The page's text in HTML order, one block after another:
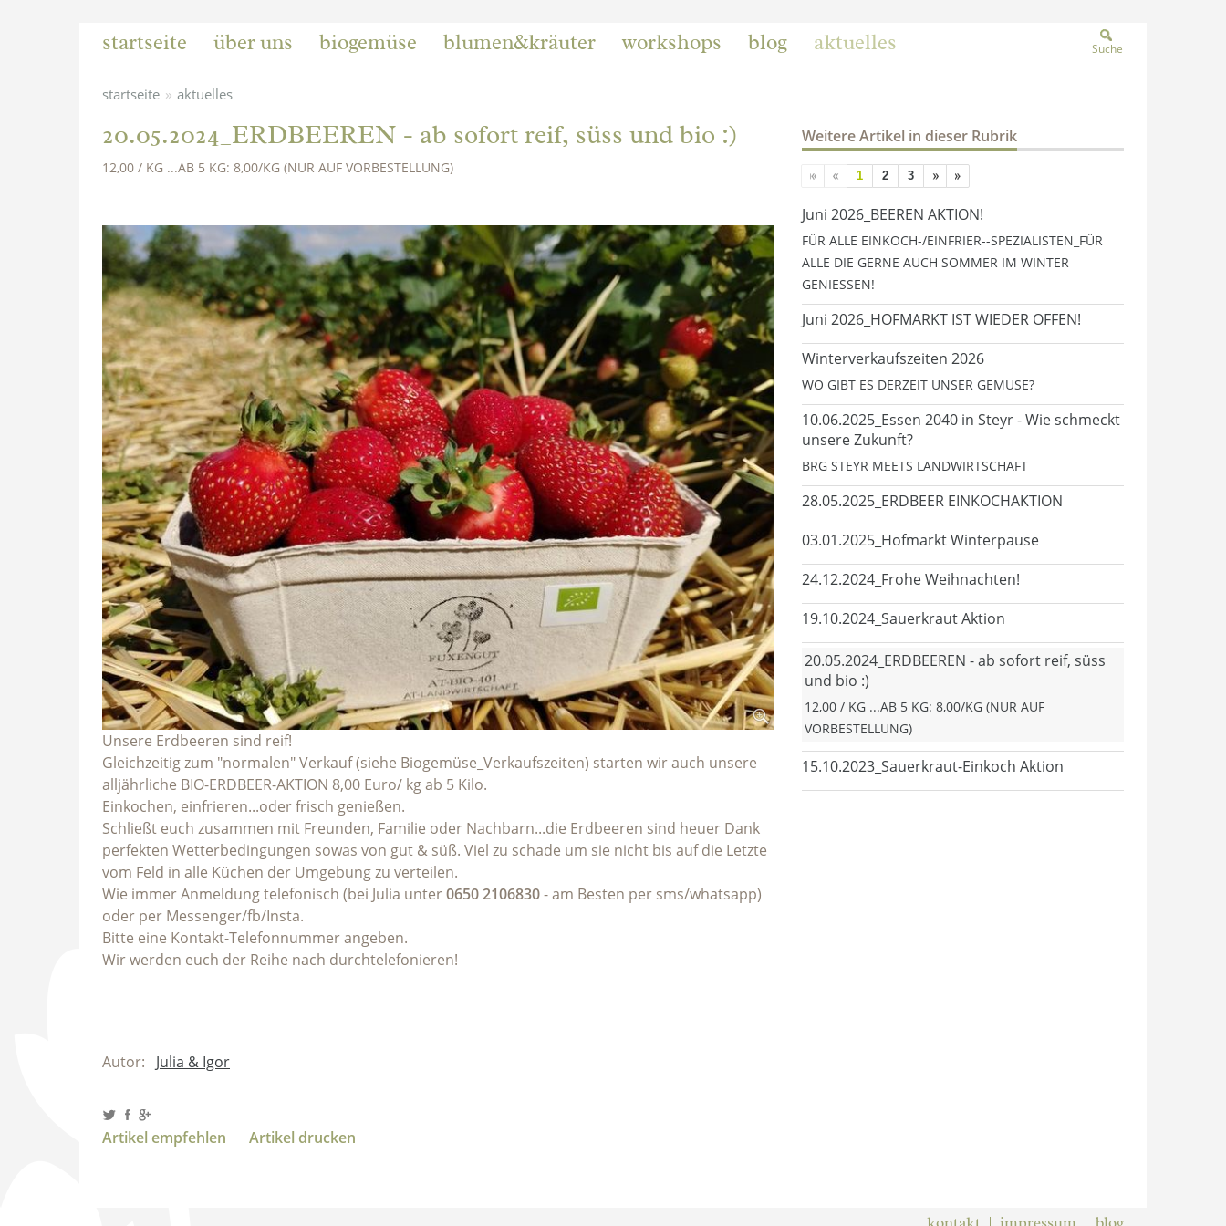
startseite über uns biogemüse blumen&kräuter workshops blog aktuelles Suche
startseite » aktuelles
20.05.2024_ERDBEEREN - ab sofort reif, süss und bio :)
12,00 / KG ...AB 5 KG: 8,00/KG (NUR AUF VORBESTELLUNG)
Unsere Erdbeeren sind reif!
Gleichzeitig zum "normalen" Verkauf (siehe Biogemüse_Verkaufszeiten) starten wir auch unsere
alljährliche BIO-ERDBEER-AKTION 8,00 Euro/ kg ab 5 Kilo.
Einkochen, einfrieren...oder frisch genießen.
Schließt euch zusammen mit Freunden, Familie oder Nachbarn...die Erdbeeren sind heuer Dank
perfekten Wetterbedingungen sowas von gut & süß. Viel zu schade um sie nicht bis auf die Letzte
vom Feld in alle Küchen der Umgebung zu verteilen.
Wie immer Anmeldung telefonisch (bei Julia unter0650 2106830- am Besten per sms/whatsapp)
oder per Messenger/fb/Insta.
Bitte eine Kontakt-Telefonnummer angeben.
Wir werden euch der Reihe nach durchtelefonieren!
Autor: Julia & Igor
Artikel empfehlen Artikel drucken
Weitere Artikel in dieser Rubrik
1 2 3
Juni 2026_BEEREN AKTION!
FÜR ALLE EINKOCH-/EINFRIER--SPEZIALISTEN_FÜR
ALLE DIE GERNE AUCH SOMMER IM WINTER
GENIESSEN!
Juni 2026_HOFMARKT IST WIEDER OFFEN!
Winterverkaufszeiten 2026
WO GIBT ES DERZEIT UNSER GEMÜSE?
10.06.2025_Essen 2040 in Steyr - Wie schmeckt
unsere Zukunft?
BRG STEYR MEETS LANDWIRTSCHAFT
28.05.2025_ERDBEER EINKOCHAKTION
03.01.2025_Hofmarkt Winterpause
24.12.2024_Frohe Weihnachten!
19.10.2024_Sauerkraut Aktion
20.05.2024_ERDBEEREN - ab sofort reif, süss
und bio :)
12,00 / KG ...AB 5 KG: 8,00/KG (NUR AUF
VORBESTELLUNG)
15.10.2023_Sauerkraut-Einkoch Aktion